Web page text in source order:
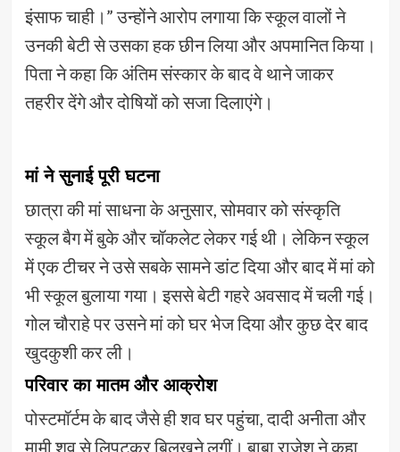
इंसाफ चाही।” उन्होंने आरोप लगाया कि स्कूल वालों ने
उनकी बेटी से उसका हक छीन लिया और अपमानित किया।
पिता ने कहा कि अंतिम संस्कार के बाद वे थाने जाकर
तहरीर देंगे और दोषियों को सजा दिलाएंगे।
मां ने सुनाई पूरी घटना
छात्रा की मां साधना के अनुसार, सोमवार को संस्कृति
स्कूल बैग में बुके और चॉकलेट लेकर गई थी। लेकिन स्कूल
में एक टीचर ने उसे सबके सामने डांट दिया और बाद में मां को
भी स्कूल बुलाया गया। इससे बेटी गहरे अवसाद में चली गई।
गोल चौराहे पर उसने मां को घर भेज दिया और कुछ देर बाद
खुदकुशी कर ली।
परिवार का मातम और आक्रोश
पोस्टमॉर्टम के बाद जैसे ही शव घर पहुंचा, दादी अनीता और
मामी शव से लिपटकर बिलखने लगीं। बाबा राजेश ने कहा